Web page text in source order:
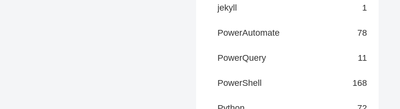
jekyll 1
PowerAutomate 78
PowerQuery 11
PowerShell 168